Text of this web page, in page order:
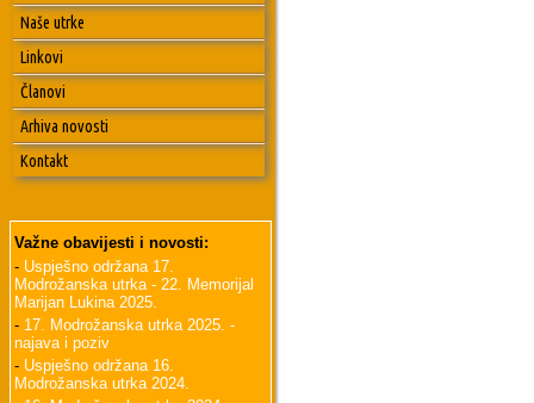
Naše utrke
Linkovi
Članovi
Arhiva novosti
Kontakt
Važne obavijesti i novosti:
- Uspješno održana 17.
Modrožanska utrka - 22. Memorijal
Marijan Lukina 2025.
- 17. Modrožanska utrka 2025. -
najava i poziv
- Uspješno održana 16.
Modrožanska utrka 2024.